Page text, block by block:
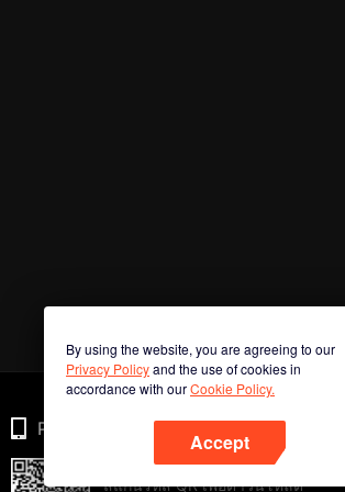
By using the website, you are agreeing to our
Privacy Policyand the use of cookies in
accordance with ourCookie Policy.
Accept
Phone
สแกนรหัส QR เพื่อดาวน์โหลด